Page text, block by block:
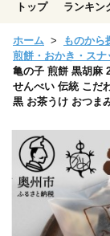
トップ ランキン
ホーム ものから
煎餅・おかき・スナ
亀の子 煎餅 黒胡麻
せんべい 伝統 こだ
黒 お茶うけ おつま